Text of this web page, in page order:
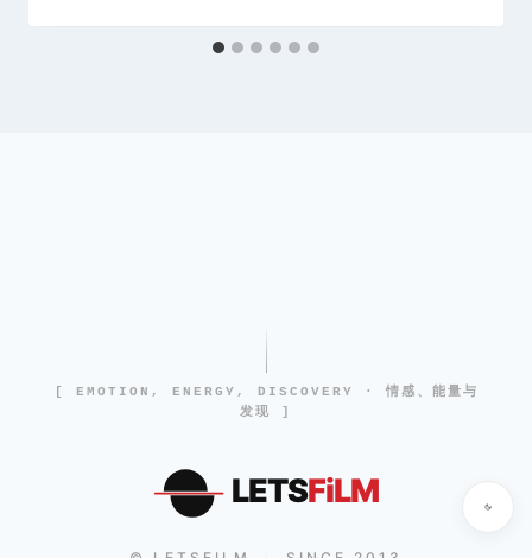
[ EMOTION, ENERGY, DISCOVERY · 情感、能量与
发现 ]
LETSFiLM